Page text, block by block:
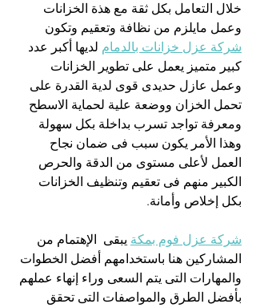
خلال التعامل بكل ثقة مع هذة الخزانات
وعمل مايلزم من نظافة وتعقيم وتكون
شركة عزل خزانات بالدمام لديها أكبر عدد
كبير متميز يعمل على تطوير الخزانات
وعمل عازل حديدى قوى لدية القدرة على
تحمل الخزان ووضعة علية لحماية الاسطح
ومعرفة تواجد تسرب بداخلة بكل سهولة
وهذا الأمر يكون سبب فى ضمان نجاح
العمل لأعلى مستوى من الدقة والحرص
الكبير منهم فى تعقيم وتنظيف الخزانات
بكل إخلاص وأمانة.
شركة عزل فوم بمكة يبقى  الإهتمام من
المشاركين هنا باستخدامهم أفضل الخطوات
والمهارات التى يتم السعى وراء إنهاء عملهم
بأفضل الطرق والمواصفات التى تحقق